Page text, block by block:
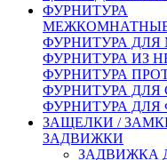
ФУРНИТУРА
ФУРНИТУРА ДЛЯ
ФУРНИТУРА ИЗ
ФУРНИТУРА
ФУРНИТУРА ДЛЯ
ФУРНИТУРА
ЗАЩЕЛКИ /
ЗАДВИЖКИ
ЗАДВИЖКА